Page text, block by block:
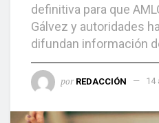
definitiva para que
Gálvez y autoridades
difundan información
por REDACCIÓN 14